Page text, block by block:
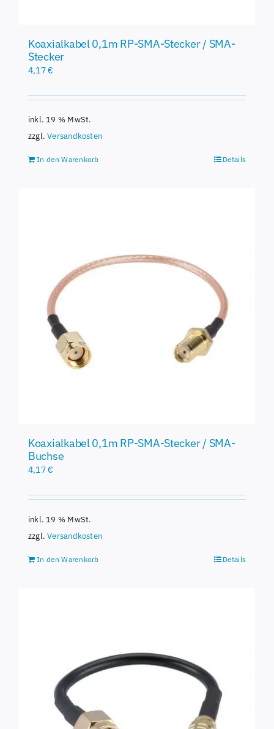
Koaxialkabel 0,1m RP-SMA-Stecker / SMA-
Stecker
4,17€
inkl. 19 % MwSt.
zzgl.Versandkosten
In den Warenkorb Details
Koaxialkabel 0,1m RP-SMA-Stecker / SMA-
Buchse
4,17€
inkl. 19 % MwSt.
zzgl.Versandkosten
In den Warenkorb Details